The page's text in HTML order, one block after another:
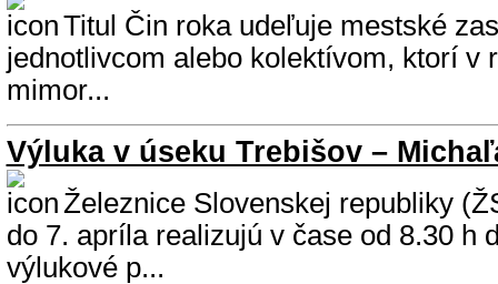
Titul Čin roka udeľuje mestské
jednotlivcom alebo kolektívom, ktorí v
mimor...
Výluka v úseku Trebišov –
Železnice Slovenskej republiky
do 7. apríla realizujú v čase od 8.30 h
výlukové p...